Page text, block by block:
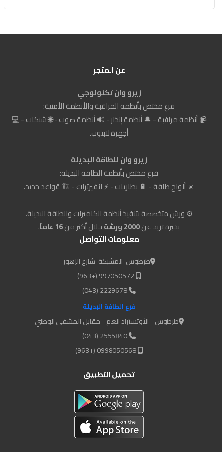
عن المتجر
زيرو وان تكنولوجي
فرع مختص بأنظمة المراقبة والأنظمة الأمنية:
📹 أنظمة مراقبة - 🔔 أنظمة إنذار - 🔊 أنظمة صوت - 🌐 شبكات - 💻
أجهزة لابتوب.
زيرو وان للطاقة البديلة
فرع مختص بأنظمة الطاقة البديلة:
☀️ ألواح طاقة - 🔋 بطاريات - ⚡ انفيرترات - 🏗️ قواعد حديد.
⚙️ ورش متخصصة بتنفيذ أنظمة الكاميرات والطاقة البديلة،
بخبرة تزيد عن2000 ورشة خلال أكثر من16 عاماً
.
معلومات التواصل
طرطوس-المشبكة-شارع الزهور
2229678 (043)
فرع الطاقة البديلة
طرطوس - الأوتستراد العام - مقابل المشفى الوطني
2555840 (043)
تحميل التطبيق